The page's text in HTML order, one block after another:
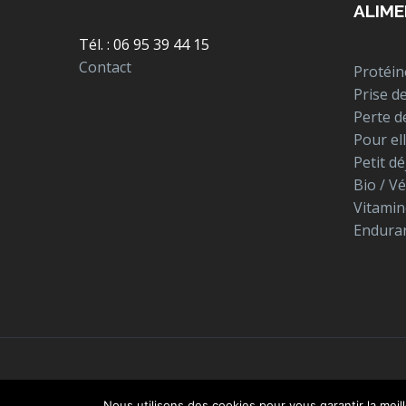
Tél. : 06 95 39 44 15
Contact
Prise
Perte
Pour
Petit
Bio /